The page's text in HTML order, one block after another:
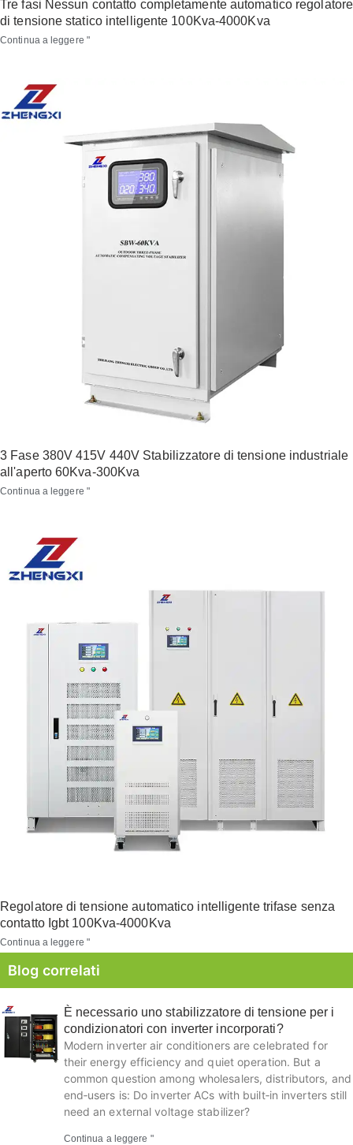
Tre fasi Nessun contatto completamente automatico regolatore
di tensione statico intelligente 100Kva-4000Kva
Continua a leggere "
3 Fase 380V 415V 440V Stabilizzatore di tensione industriale
all'aperto 60Kva-300Kva
Continua a leggere "
Regolatore di tensione automatico intelligente trifase senza
contatto Igbt 100Kva-4000Kva
Continua a leggere "
Blog correlati
È necessario uno stabilizzatore di tensione per i
condizionatori con inverter incorporati?
Modern inverter air conditioners are celebrated for
their energy efficiency and quiet operation. But a
common question among wholesalers, distributors, and
end‑users is: Do inverter ACs with built‑in inverters still
need an external voltage stabilizer?
Continua a leggere "